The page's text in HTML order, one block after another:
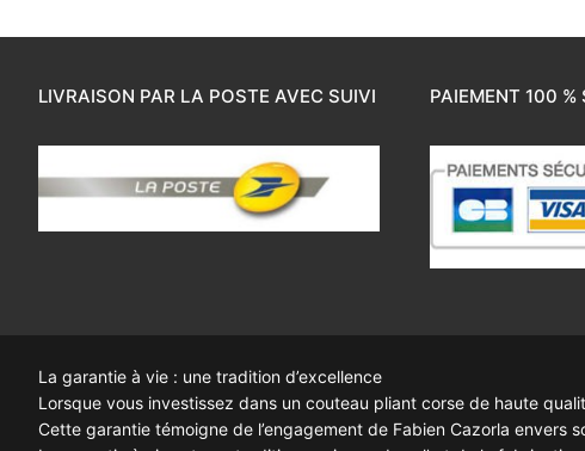
LIVRAISON PAR LA POSTE AVEC SUIVI PAIEMENT 100 %
La garantie à vie : une tradition d’excellence
Lorsque vous investissez dans un couteau pliant corse de haute
Cette garantie témoigne de l’engagement de Fabien Cazorla